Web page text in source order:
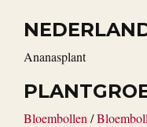
Ananasplant
Bloembollen /